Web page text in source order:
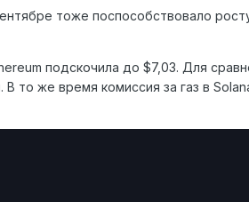
тоже поспособствовало
подскочила до $7,03. Для
то же время комиссия за газ в